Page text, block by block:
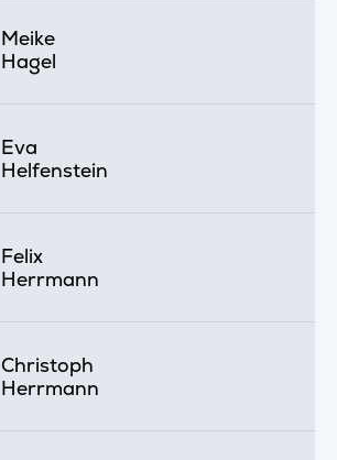
Meike
Hagel
Eva
Helfenstein
Felix
Herrmann
Christoph
Herrmann